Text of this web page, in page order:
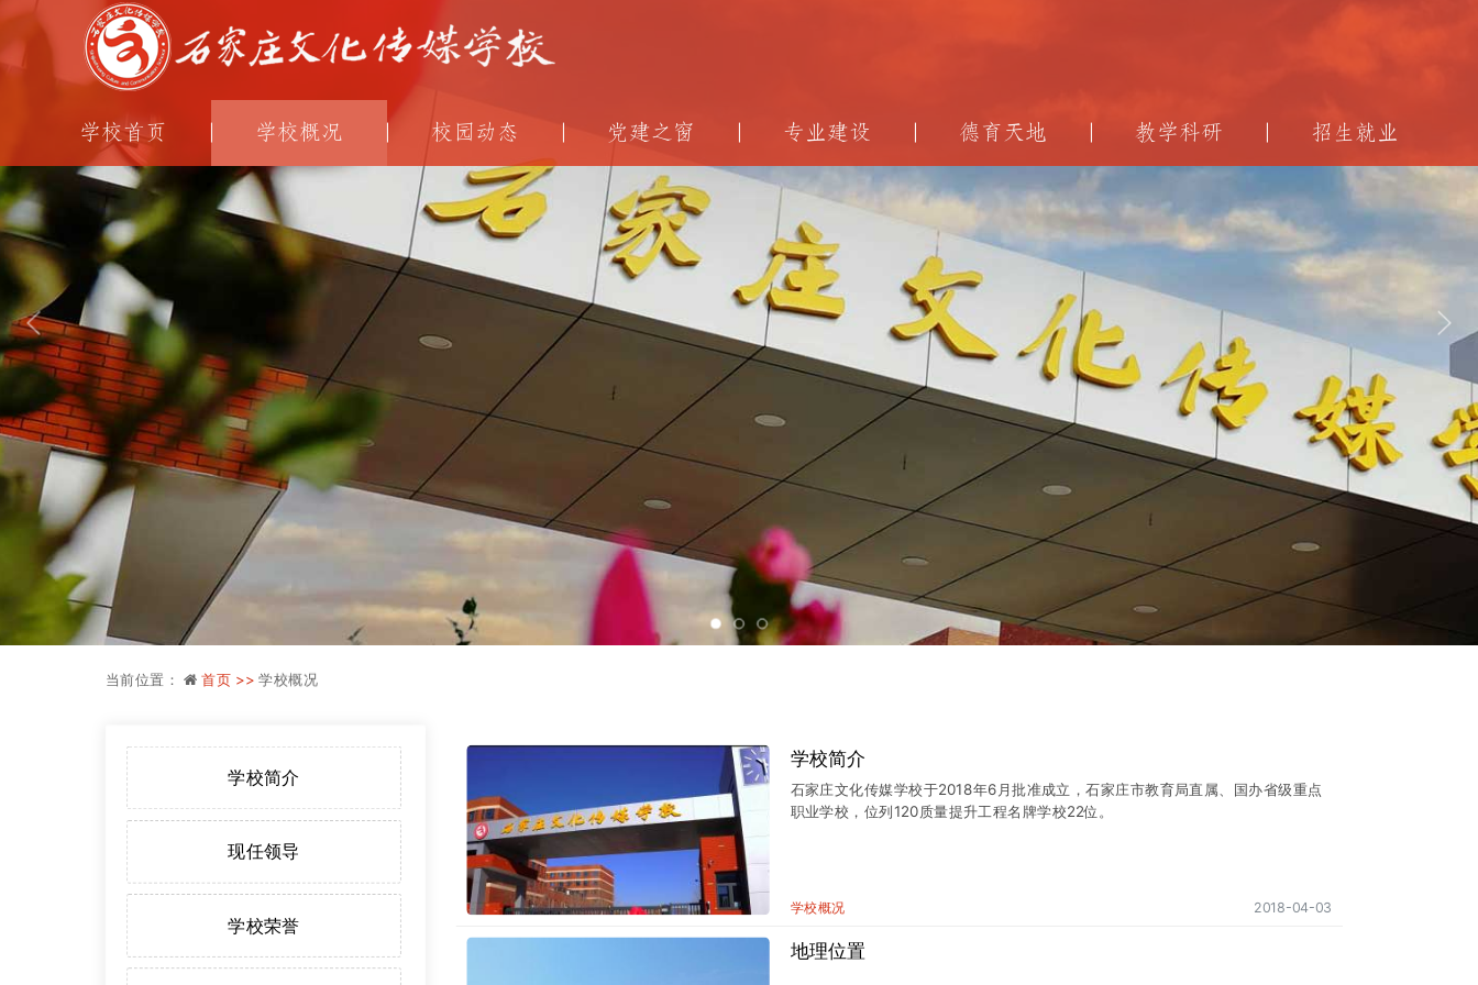
学校首页 学校概况 校园动态 党建之窗 专业建设 德育天地 教学科研 招生就业
当前位置： 首页 >>学校概况
学校简介
现任领导
学校荣誉
学校简介
石家庄文化传媒学校于2018年6月批准成立，石家庄市教育局直属、国办省级重点
职业学校，位列120质量提升工程名牌学校22位。
学校概况 2018-04-03
地理位置